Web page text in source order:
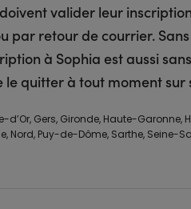
valider leur
par retour de courrier.
à Sophia est aussi
le quitter à tout moment
d’Or, Gers, Gironde, Haute-Garonne,
Nord, Puy-de-Dôme, Sarthe, Seine-